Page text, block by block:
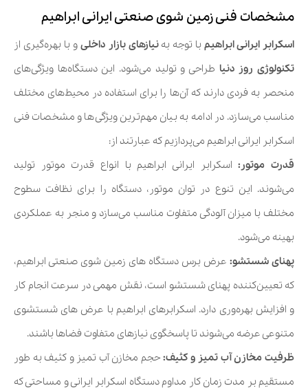
مشخصات فنی زمین شوی صنعتی ایرانی ابراهیم
اسکرابر ایرانی ابراهیمبا توجه به نیازهای بازار داخلی و با بهره‌گیری از
تکنولوژی روز دنیا طراحی و تولید می‌شود. این دستگاه‌ها ویژگی‌های
منحصر به فردی دارند که آن‌ها را برای استفاده در محیط‌های مختلف
مناسب می‌سازد. در ادامه به بیان مهم‌ترین ویژگی‌ها و مشخصات فنی
اسکرابر ایرانی ابراهیم می‌پردازیم که عبارتند از:
قدرت موتور:اسکرابر ایرانی ابراهیم با انواع قدرت موتور تولید
می‌شوند. این تنوع در توان موتور، دستگاه را برای نظافت سطوح
مختلف با میزان آلودگی متفاوت مناسب می‌سازد و منجر به عملکردی
بهینه می‌شود.
پهنای شستشو: عرض برس دستگاه های زمین شوی صنعتی ابراهیم،
که تعیین‌کننده پهنای شستشو است، نقش مهمی در سرعت انجام کار
و افزایش بهره‌وری دارد. اسکرابرهای ابراهیم با عرض های شستشوی
متنوعی عرضه می‌شوند تا پاسخگوی نیازهای متفاوت فضاها باشند.
ظرفیت مخازن آب تمیز و کثیف:حجم مخازن آب تمیز و کثیف به طور
مستقیم بر مدت زمان کار مداوم دستگاه اسکرابر ایرانی و مساحتی که